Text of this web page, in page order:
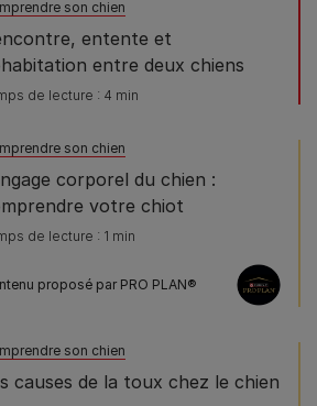
son chien
entente et
entre deux chiens
de lecture : 4 min
son chien
corporel du chien :
votre chiot
de lecture : 1 min
proposé par PRO PLAN®
son chien
causes de la toux chez le chien